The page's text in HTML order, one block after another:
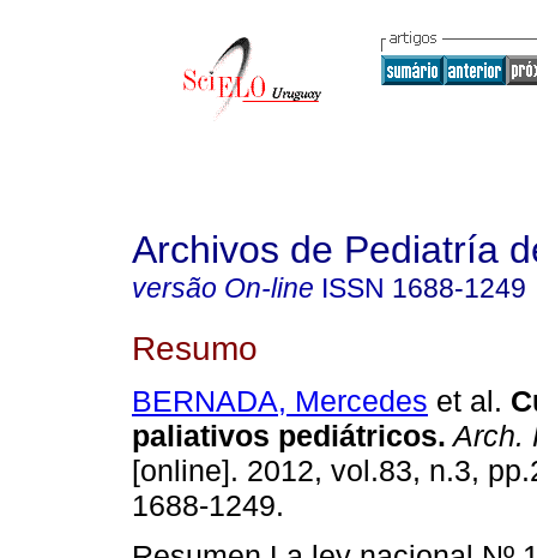
Archivos de Pediatría
versão On-line ISSN 1688-1249
Resumo
BERNADA, Mercedes et al.
paliativos pediátricos. Arch.
[online]. 2012, vol.83, n.3,
1688-1249.